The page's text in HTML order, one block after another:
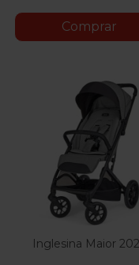
Comprar
Inglesina Maior